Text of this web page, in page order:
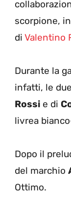
scorpione,
di Valentino
Durante la
infatti, le due
Rossi e di
livrea
Dopo il
del marchio
Ottimo.